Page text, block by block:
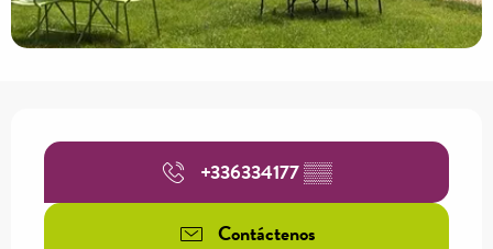
+336334177▒▒
Contáctenos